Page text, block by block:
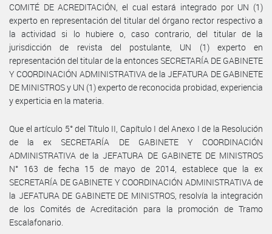
COMITÉ DE ACREDITACIÓN, el cual estará integrado por UN (1)
experto en representación del titular del órgano rector respectivo a
la actividad si lo hubiere o, caso contrario, del titular de la
jurisdicción de revista del postulante, UN (1) experto en
representación del titular de la entonces SECRETARÍA DE GABINETE
Y COORDINACIÓN ADMINISTRATIVA de la JEFATURA DE GABINETE
DE MINISTROS y UN (1) experto de reconocida probidad, experiencia
y experticia en la materia.
Que el artículo 5° del Título II, Capítulo I del Anexo I de la Resolución
de la ex SECRETARÍA DE GABINETE Y COORDINACIÓN
ADMINISTRATIVA de la JEFATURA DE GABINETE DE MINISTROS
N° 163 de fecha 15 de mayo de 2014, establece que la ex
SECRETARÍA DE GABINETE Y COORDINACIÓN ADMINISTRATIVA de
la JEFATURA DE GABINETE DE MINISTROS, resolvía la integración
de los Comités de Acreditación para la promoción de Tramo
Escalafonario.